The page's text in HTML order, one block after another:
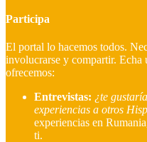
Participa
El portal lo hacemos todos.
involucrarse y compartir. Echa
ofrecemos:
Entrevistas: ¿te
experiencias a otros
experiencias en
ti.